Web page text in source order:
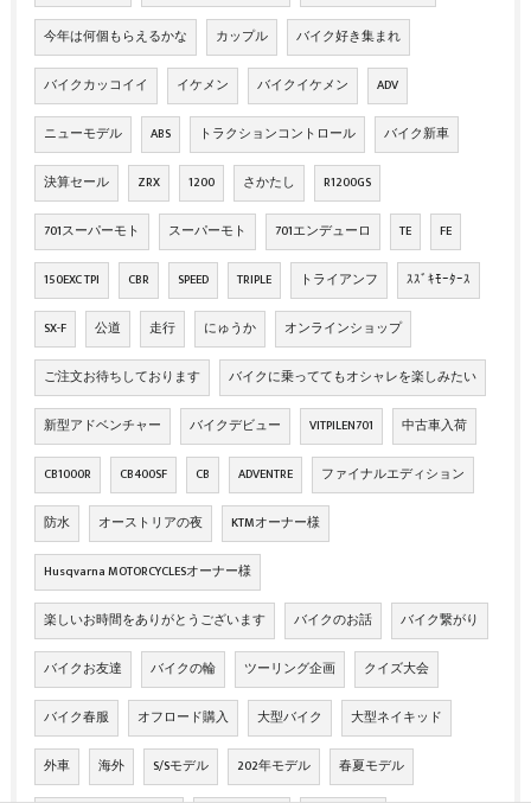
今年は何個もらえるかな カップル バイク好き集まれ
バイクカッコイイ イケメン バイクイケメン ADV
ニューモデル ABS トラクションコントロール バイク新車
決算セール ZRX 1200 さかたし R1200GS
701スーパーモト スーパーモト 701エンデューロ TE FE
150EXC TPI CBR SPEED TRIPLE トライアンフ ｽｽﾞｷﾓｰﾀｰｽ
SX-F 公道 走行 にゅうか オンラインショップ
ご注文お待ちしております バイクに乗っててもオシャレを楽しみたい
新型アドベンチャー バイクデビュー VITPILEN701 中古車入荷
CB1000R CB400SF CB ADVENTRE ファイナルエディション
防水 オーストリアの夜 KTMオーナー様
Husqvarna MOTORCYCLESオーナー様
楽しいお時間をありがとうございます バイクのお話 バイク繋がり
バイクお友達 バイクの輪 ツーリング企画 クイズ大会
バイク春服 オフロード購入 大型バイク 大型ネイキッド
外車 海外 S/Sモデル 202年モデル 春夏モデル